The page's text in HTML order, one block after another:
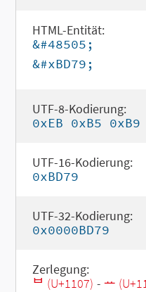
HTML-Entität:
&#48505;
&#xBD79;
UTF-8-Kodierung:
0xEB 0xB5 0xB9
UTF-16-Kodierung:
0xBD79
UTF-32-Kodierung:
0x0000BD79
Zerlegung:
ᄇ (U+1107) - ᅭ